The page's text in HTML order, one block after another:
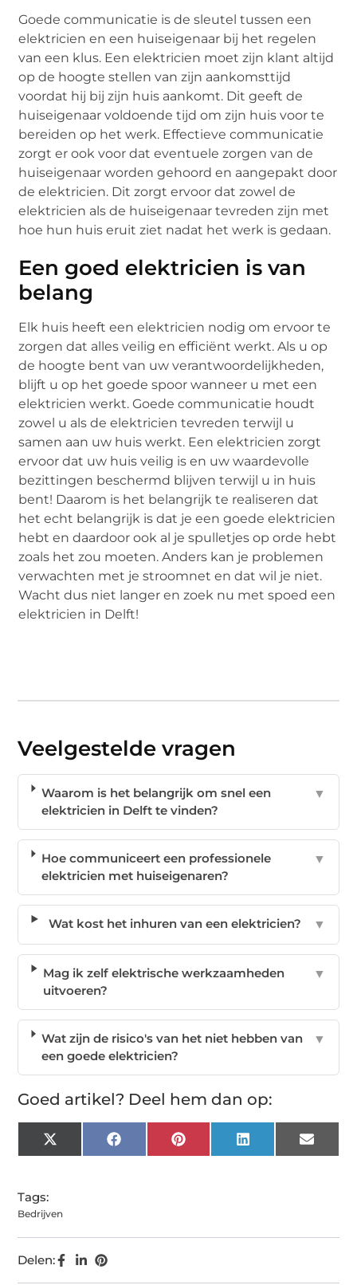
Goede communicatie is de sleutel tussen een
elektricien en een huiseigenaar bij het regelen
van een klus. Een elektricien moet zijn klant altijd
op de hoogte stellen van zijn aankomsttijd
voordat hij bij zijn huis aankomt. Dit geeft de
huiseigenaar voldoende tijd om zijn huis voor te
bereiden op het werk. Effectieve communicatie
zorgt er ook voor dat eventuele zorgen van de
huiseigenaar worden gehoord en aangepakt door
de elektricien. Dit zorgt ervoor dat zowel de
elektricien als de huiseigenaar tevreden zijn met
hoe hun huis eruit ziet nadat het werk is gedaan.
Een goed elektricien is van
belang
Elk huis heeft een elektricien nodig om ervoor te
zorgen dat alles veilig en efficiënt werkt. Als u op
de hoogte bent van uw verantwoordelijkheden,
blijft u op het goede spoor wanneer u met een
elektricien werkt. Goede communicatie houdt
zowel u als de elektricien tevreden terwijl u
samen aan uw huis werkt. Een elektricien zorgt
ervoor dat uw huis veilig is en uw waardevolle
bezittingen beschermd blijven terwijl u in huis
bent! Daarom is het belangrijk te realiseren dat
het echt belangrijk is dat je een goede elektricien
hebt en daardoor ook al je spulletjes op orde hebt
zoals het zou moeten. Anders kan je problemen
verwachten met je stroomnet en dat wil je niet.
Wacht dus niet langer en zoek nu met spoed een
elektricien in Delft!
Veelgestelde vragen
Waarom is het belangrijk om snel een
elektricien in Delft te vinden?
▼
Hoe communiceert een professionele
elektricien met huiseigenaren?
▼
Wat kost het inhuren van een elektricien? ▼
Mag ik zelf elektrische werkzaamheden
uitvoeren?
▼
Wat zijn de risico's van het niet hebben van
een goede elektricien?
▼
Goed artikel? Deel hem dan op:
X
(Twitter)
FacebookPinterest LinkedIn Email
Tags:
Bedrijven
Delen: